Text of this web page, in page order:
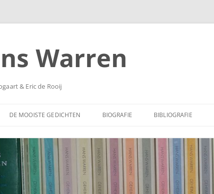
Warren
& Eric de Rooij
DE MOOISTE GEDICHTEN BIOGRAFIE BIBLIOGRAFIE